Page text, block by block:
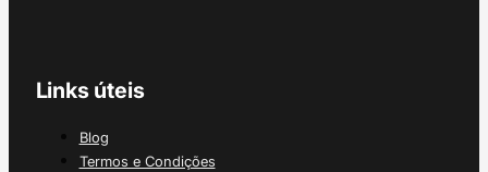
Links úteis
Blog
Termos e Condições